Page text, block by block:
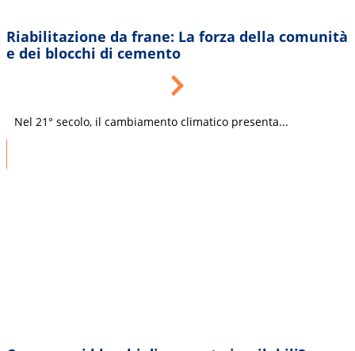
Riabilitazione da frane: La forza della comunità
e dei blocchi di cemento
Nel 21° secolo, il cambiamento climatico presenta...